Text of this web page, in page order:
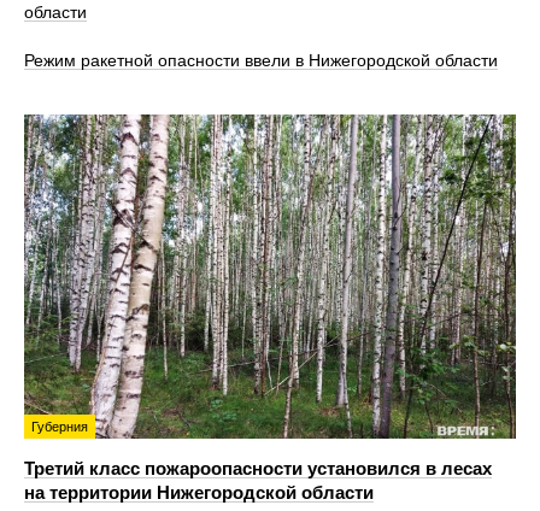
области
Режим ракетной опасности ввели в Нижегородской области
Губерния
Третий класс пожароопасности установился в лесах
на территории Нижегородской области